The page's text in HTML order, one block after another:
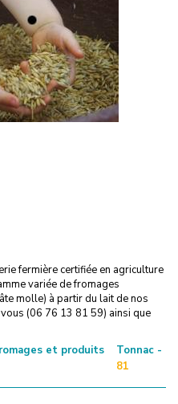
fermière certifiée en agriculture
variée de fromages
molle) à partir du lait de nos
(06 76 13 81 59) ainsi que
et produits
Tonnac -
81